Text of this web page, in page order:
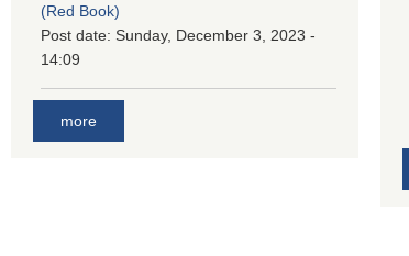
(Red Book)
Post date: Sunday, December 3, 2023 -
14:09
more